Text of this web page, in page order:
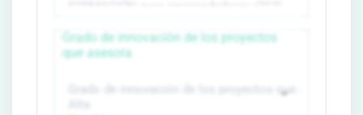
Grado de innovación de los proyectos
que asesora